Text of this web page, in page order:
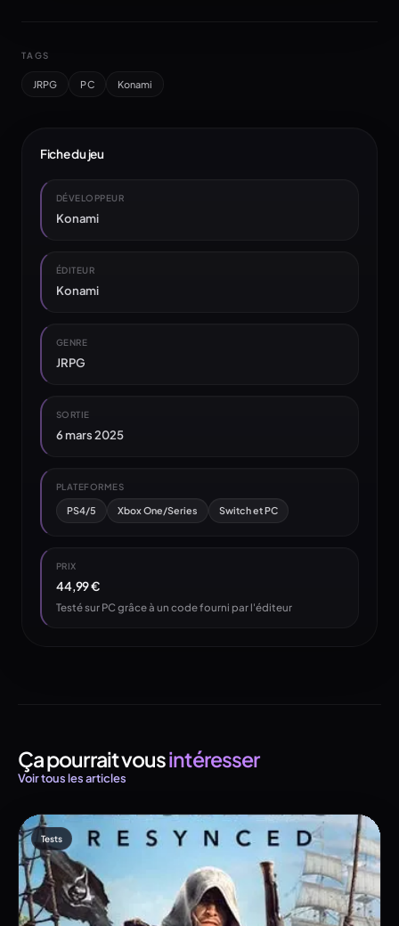
TAGS
JRPG PC Konami
Fiche du jeu
DÉVELOPPEUR
Konami
ÉDITEUR
Konami
GENRE
JRPG
SORTIE
6 mars 2025
PLATEFORMES
PS4/5 Xbox One/Series Switch et PC
PRIX
44,99 €
Testé sur PC grâce à un code fourni par l'éditeur
Ça pourrait vousintéresser
Voir tous les articles
Tests